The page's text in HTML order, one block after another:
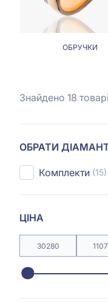
ОБРУЧКИ
Знайдено 18
ОБРАТИ
Комплекти (15)
ЦІНА